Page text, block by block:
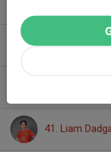
23. Jonathan
41. Liam